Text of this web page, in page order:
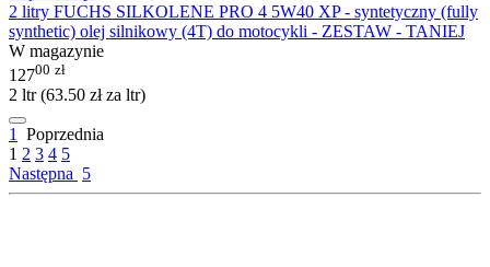
2 litry FUCHS SILKOLENE PRO 4 5W40 XP - syntetyczny (fully
synthetic) olej silnikowy (4T) do motocykli - ZESTAW - TANIEJ
W magazynie
12700 zł
2 ltr (63.50 złza ltr)
1
Poprzednia
1 2 3 4 5
Następna 5